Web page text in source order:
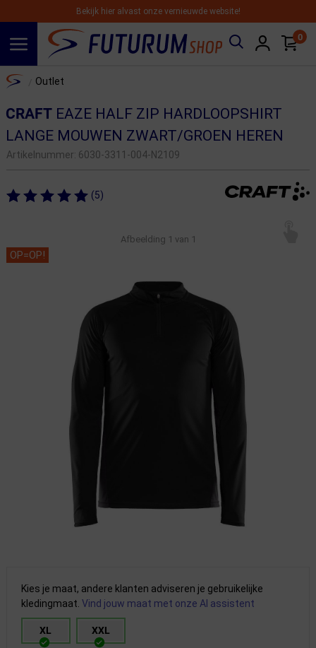
Bekijk hier alvast onze vernieuwde website!
0
Home Outlet
CRAFTEAZE HALF ZIP HARDLOOPSHIRT
LANGE MOUWEN ZWART/GROEN HEREN
Artikelnummer: 6030-3311-004-N2109
(5)
Afbeelding 1 van 1
OP=OP!
Kies je maat, andere klanten adviseren je gebruikelijke
kledingmaat. Vind jouw maat met onze AI assistent
XL XXL